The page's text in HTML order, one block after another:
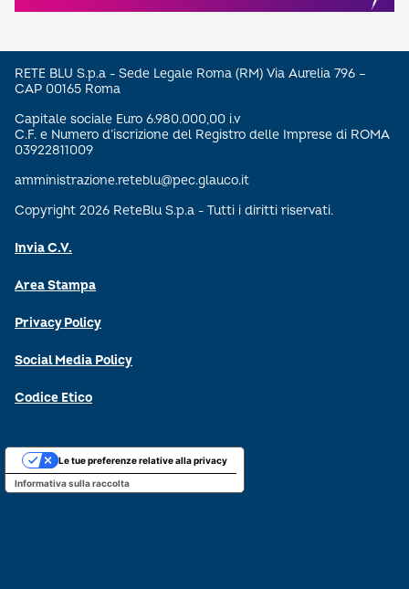
RETE BLU S.p.a - Sede Legale Roma (RM) Via Aurelia 796 –
CAP 00165 Roma
Capitale sociale Euro 6.980.000,00 i.v
C.F. e Numero d’iscrizione del Registro delle Imprese di ROMA
03922811009
amministrazione.reteblu@pec.glauco.it
Copyright 2026 ReteBlu S.p.a - Tutti i diritti riservati.
Invia C.V.
Area Stampa
Privacy Policy
Social Media Policy
Codice Etico
Informativa sulla raccolta
Le tue preferenze relative alla privacy